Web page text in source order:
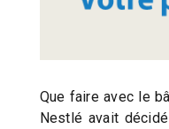
Que faire avec le
Nestlé avait